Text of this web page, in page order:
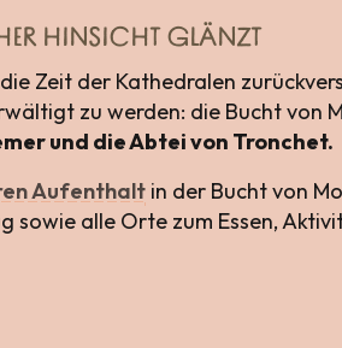
HINSICHT GLÄNZT
Zeit der Kathedralen
zu werden: die Bucht von
und die Abtei von Tronchet.
Aufenthalt in der Bucht von
sowie alle Orte zum Essen,